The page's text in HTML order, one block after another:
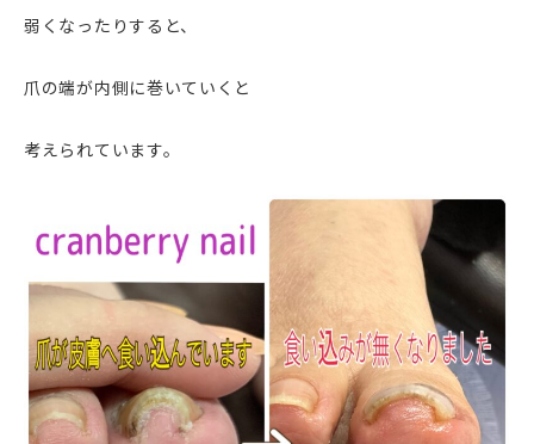
弱くなったりすると、
爪の端が内側に巻いていくと
考えられています。